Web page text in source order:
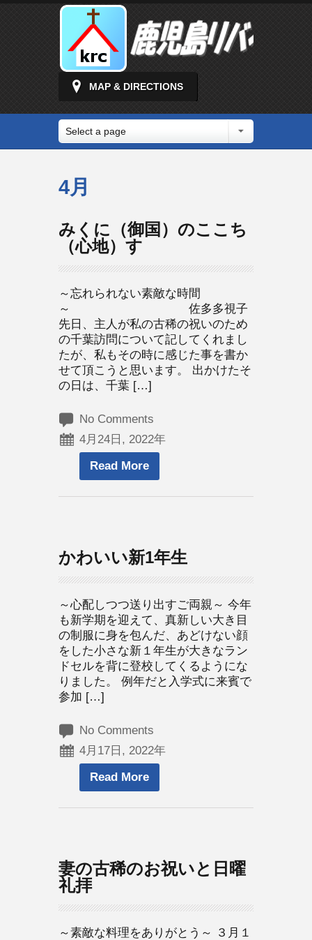
MAP & DIRECTIONS
Select a page
4月
みくに（御国）のここち
（心地）す
～忘れられない素敵な時間
～ 佐多多視子
先日、主人が私の古稀の祝いのため
の千葉訪問について記してくれまし
たが、私もその時に感じた事を書か
せて頂こうと思います。 出かけたそ
の日は、千葉 […]
No Comments
4月24日, 2022年
Read More
かわいい新1年生
～心配しつつ送り出すご両親～ 今年
も新学期を迎えて、真新しい大き目
の制服に身を包んだ、あどけない顔
をした小さな新１年生が大きなラン
ドセルを背に登校してくるようにな
りました。 例年だと入学式に来賓で
参加 […]
No Comments
4月17日, 2022年
Read More
妻の古稀のお祝いと日曜
礼拝
～素敵な料理をありがとう～ ３月１